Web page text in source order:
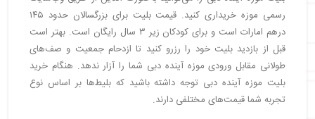
رسمی موزه خریداری کنید. قیمت بلیت برای بزرگسالان حدود ۱۴۵
درهم امارات است و برای کودکان زیر ۳ سال رایگان است. بهتر است
قبل از بازدید بلیت خود را رزرو کنید تا ازدحام جمعیت و صف‌های
طولانی مقابل ورودی موزه آینده دبی شما را آزار ندهد. هنگام خرید
بلیت موزه آینده دبی توجه داشته باشید که بلیط‌ها بر اساس نوع
تجربه شما قیمت‌های مختلفی دارند.